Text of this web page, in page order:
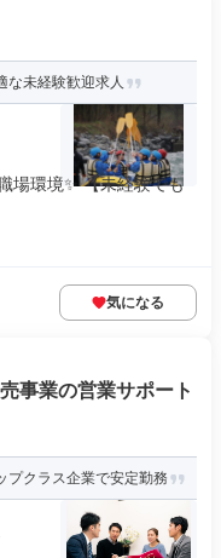
な未経験歓迎求人
場環境✨ 【未経験でも
気になる
事業の営業サポート
プクラス企業で安定勤務